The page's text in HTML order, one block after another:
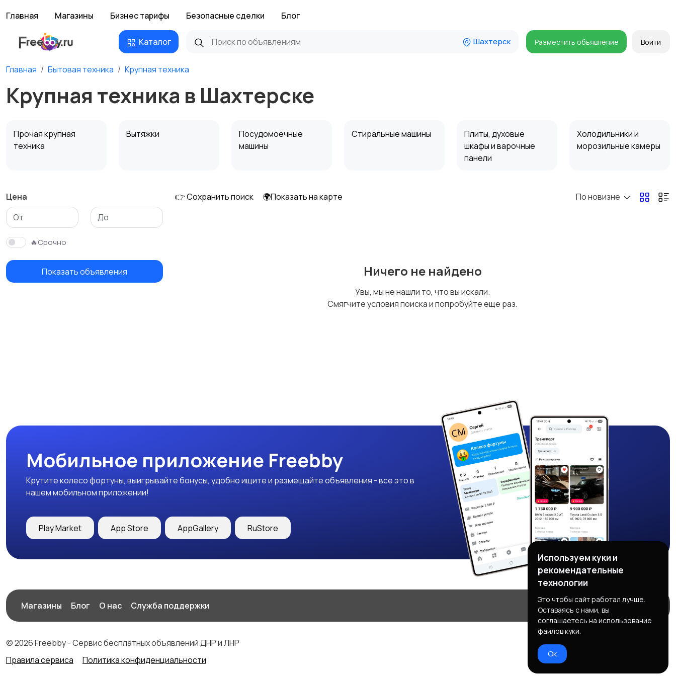
Главная Магазины Бизнес тарифы Безопасные сделки Блог
Каталог Шахтерск Разместить объявление Войти
Главная Бытовая техника Крупная техника
Крупная техника в Шахтерске
Прочая крупная
техника
Вытяжки
Посудомоечные
машины
Стиральные машины
Плиты, духовые
шкафы и варочные
панели
Холодильники и
морозильные камеры
Цена
🔥Срочно
Показать объявления
👉 Сохранить поиск 🌍Показать на карте По новизне
Ничего не найдено
Увы, мы не нашли то, что вы искали.
Смягчите условия поиска и попробуйте еще раз.
Мобильное приложение Freebby
Крутите колесо фортуны, выигрывайте бонусы, удобно ищите и размещайте объявления - все это в
нашем мобильном приложении!
Play Market App Store AppGallery RuStore
Магазины Блог О нас Служба поддержки
© 2026 Freebby - Сервис бесплатных объявлений ДНР и ЛНР
Правила сервиса
Политика конфиденциальности
Используем куки и
рекомендательные
технологии
Это чтобы сайт работал лучше.
Оставаясь с нами, вы
соглашаетесь на использование
файлов куки.
Ок